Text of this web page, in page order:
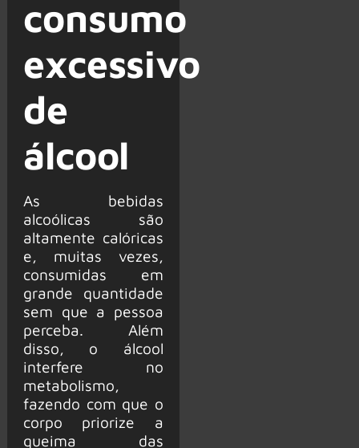
consumo
excessivo
de
álcool
As bebidas
alcoólicas são
altamente calóricas
e, muitas vezes,
consumidas em
grande quantidade
sem que a pessoa
perceba. Além
disso, o álcool
interfere no
metabolismo,
fazendo com que o
corpo priorize a
queima das